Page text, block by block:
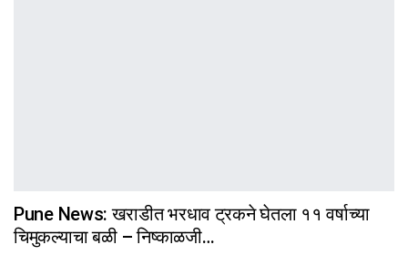
Pune News: खराडीत भरधाव ट्रकने घेतला ११ वर्षाच्या
चिमुकल्याचा बळी – निष्काळजी…